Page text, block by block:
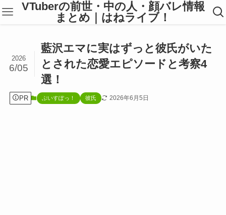
VTuberの前世・中の人・顔バレ情報
まとめ｜はねライブ！
藍沢エマに実はずっと彼氏がいた
とされた恋愛エピソードと考察4
選！
2026
6/05
PR ぶいすぽっ！ 彼氏 2026年6月5日